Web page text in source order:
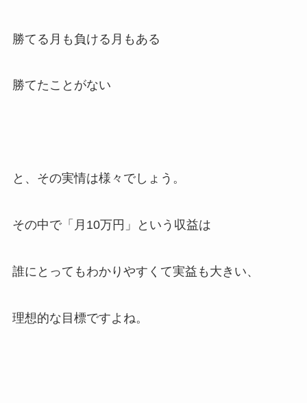
勝てる月も負ける月もある
勝てたことがない
と、その実情は様々でしょう。
その中で「月10万円」という収益は
誰にとってもわかりやすくて実益も大きい、
理想的な目標ですよね。